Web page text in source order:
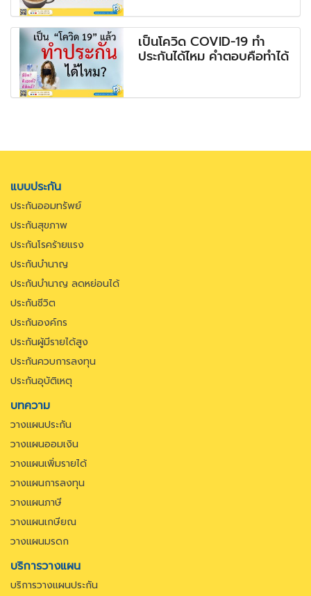
เป็นโควิด COVID-19 ทำ
ประกันได้ไหม คำตอบคือทำได้
แบบประกัน
ประกันออมทรัพย์
ประกันสุขภาพ
ประกันโรคร้ายแรง
ประกันบำนาญ
ประกันบำนาญ ลดหย่อนได้
ประกันชีวิต
ประกันองค์กร
ประกันผู้มีรายได้สูง
ประกันควบการลงทุน
ประกันอุบัติเหตุ
บทความ
วางแผนประกัน
วางแผนออมเงิน
วางแผนเพิ่มรายได้
วางแผนการลงทุน
วางแผนภาษี
วางแผนเกษียณ
วางแผนมรดก
บริการวางแผน
บริการวางแผนประกัน